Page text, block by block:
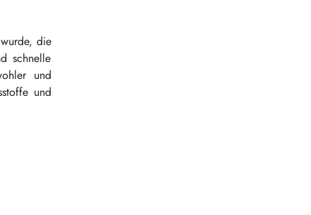
die
schnelle
und
und